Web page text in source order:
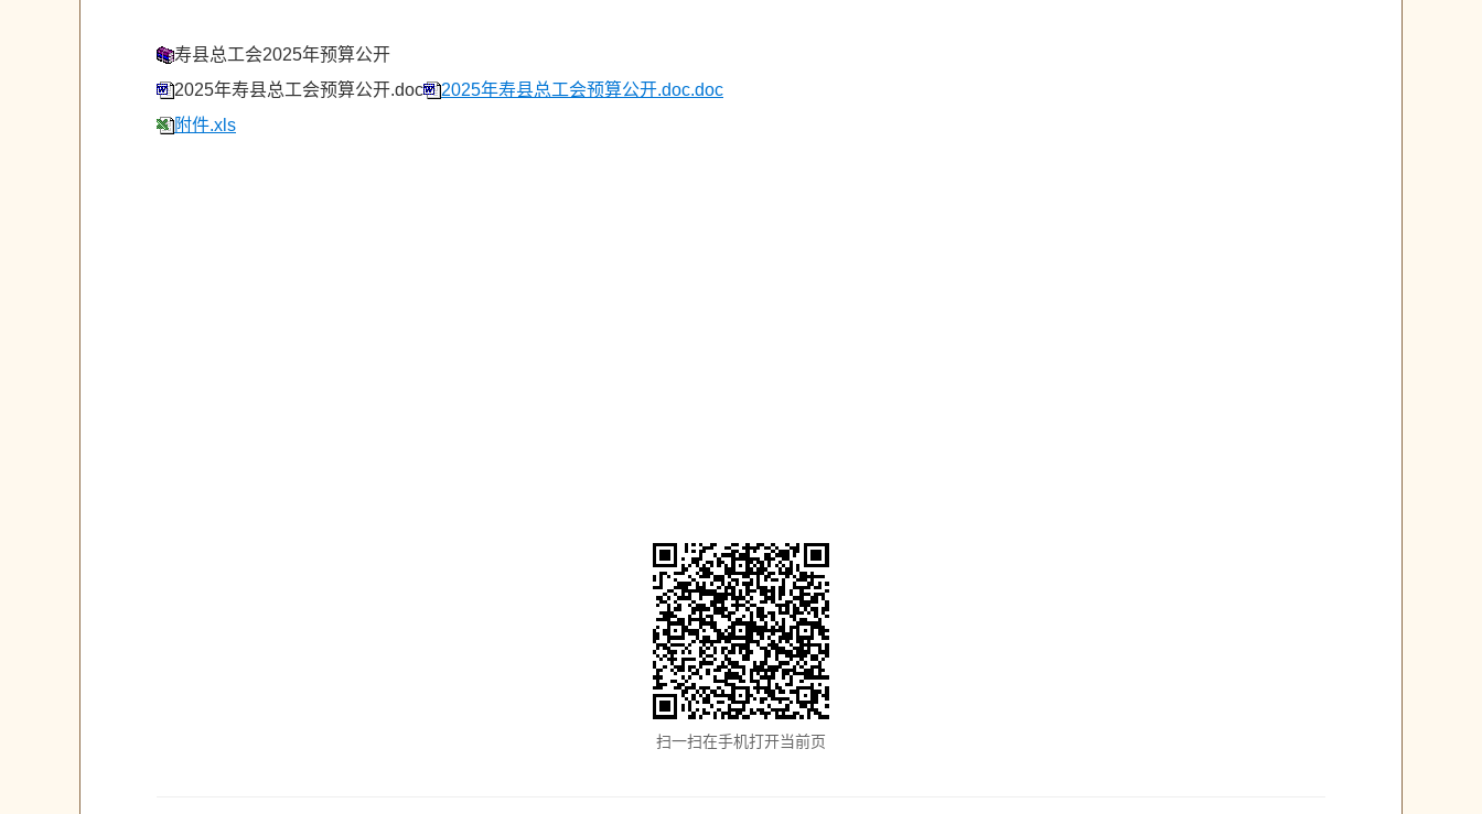
寿县总工会2025年预算公开
2025年寿县总工会预算公开.doc
2025年寿县总工会预算公开.doc.doc
附件.xls
扫一扫在手机打开当前页